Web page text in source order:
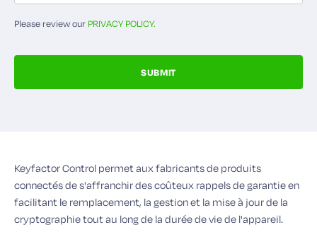
Please review our PRIVACY POLICY.
Keyfactor Control permet aux fabricants de produits
connectés de s'affranchir des coûteux rappels de garantie en
facilitant le remplacement, la gestion et la mise à jour de la
cryptographie tout au long de la durée de vie de l'appareil.